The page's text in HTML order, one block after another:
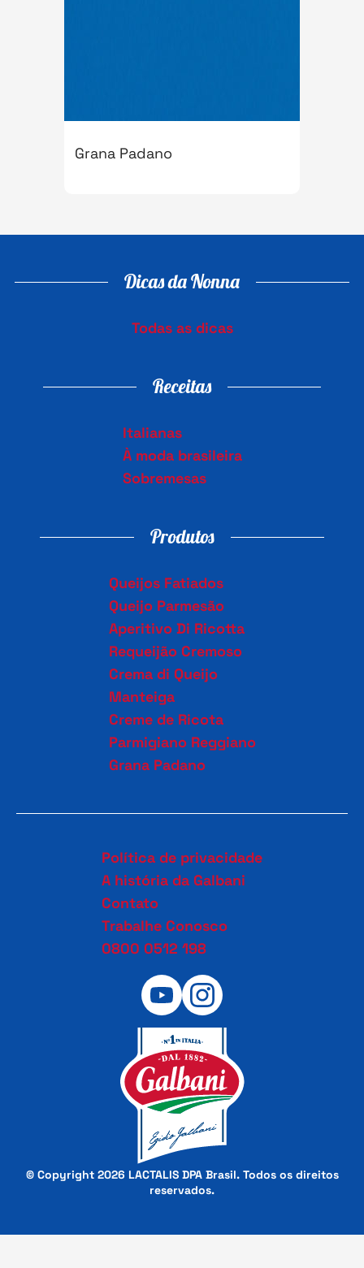
Grana Padano
Dicas da Nonna
Todas as dicas
Receitas
Italianas
À moda brasileira
Sobremesas
Produtos
Queijos Fatiados
Queijo Parmesão
Aperitivo Di Ricotta
Requeijão Cremoso
Crema di Queijo
Manteiga
Creme de Ricota
Parmigiano Reggiano
Grana Padano
Política de privacidade
A história da Galbani
Contato
Trabalhe Conosco
0800 0512 198
© Copyright 2026 LACTALIS DPA Brasil. Todos os direitos
reservados.